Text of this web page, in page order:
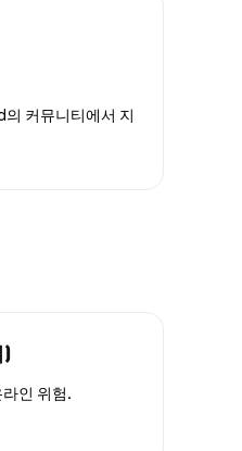
커뮤니티에서 지
)
인 위험.